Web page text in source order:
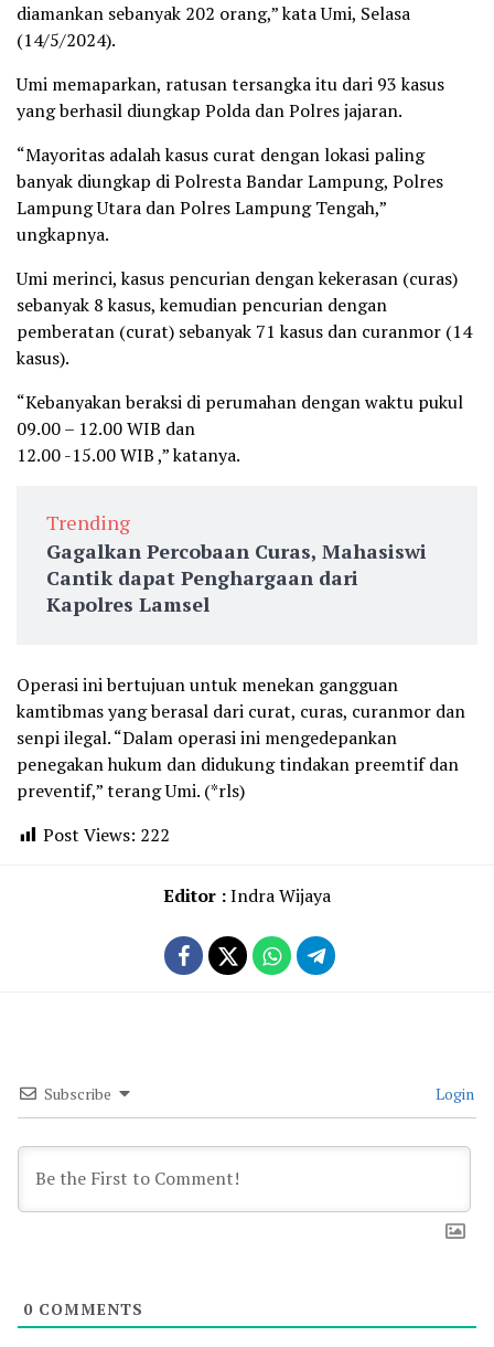
diamankan sebanyak 202 orang,” kata Umi, Selasa
(14/5/2024).
Umi memaparkan, ratusan tersangka itu dari 93 kasus
yang berhasil diungkap Polda dan Polres jajaran.
“Mayoritas adalah kasus curat dengan lokasi paling
banyak diungkap di Polresta Bandar Lampung, Polres
Lampung Utara dan Polres Lampung Tengah,”
ungkapnya.
Umi merinci, kasus pencurian dengan kekerasan (curas)
sebanyak 8 kasus, kemudian pencurian dengan
pemberatan (curat) sebanyak 71 kasus dan curanmor (14
kasus).
“Kebanyakan beraksi di perumahan dengan waktu pukul
09.00 – 12.00 WIB dan
12.00 -15.00 WIB ,” katanya.
Trending
Gagalkan Percobaan Curas, Mahasiswi
Cantik dapat Penghargaan dari
Kapolres Lamsel
Operasi ini bertujuan untuk menekan gangguan
kamtibmas yang berasal dari curat, curas, curanmor dan
senpi ilegal. “Dalam operasi ini mengedepankan
penegakan hukum dan didukung tindakan preemtif dan
preventif,” terang Umi. (*rls)
Post Views: 222
Editor :Indra Wijaya
Subscribe Login
0 COMMENTS